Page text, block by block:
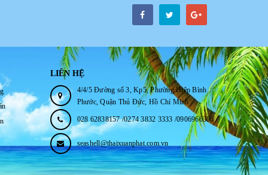
LIÊN HỆ
4/4/5 Đường số 3, Kp5, Phường Hiệp Bình
Phước, Quận Thủ Đức, Hồ Chí Minh
028 62838157 /0274 3832 3333 /0906966306
seashell@thaixuanphat.com.vn